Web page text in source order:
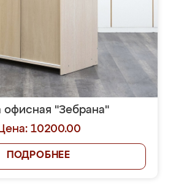
офисная "Зебрана"
10200.00
ПОДРОБНЕЕ